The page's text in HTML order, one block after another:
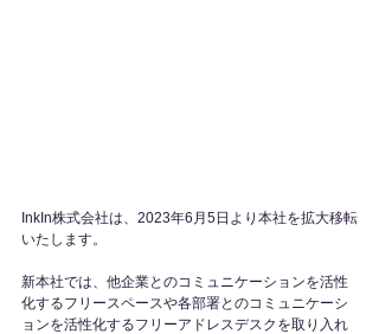
InkIn株式会社は、2023年6月5日より本社を拡大移転
いたします。
新本社では、他企業とのコミュニケーションを活性
化するフリースペースや各部署とのコミュニケーシ
ョンを活性化するフリーアドレスデスクを取り入れ